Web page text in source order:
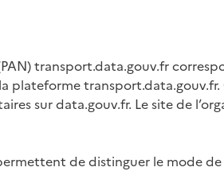
transport.data.gouv.fr
transport.data.gouv.fr.
sur data.gouv.fr. Le site de
de distinguer le mode